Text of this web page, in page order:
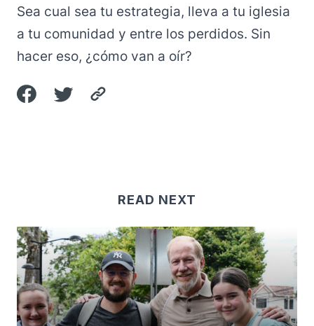
Sea cual sea tu estrategia, lleva a tu iglesia
a tu comunidad y entre los perdidos. Sin
hacer eso, ¿cómo van a oír?
READ NEXT